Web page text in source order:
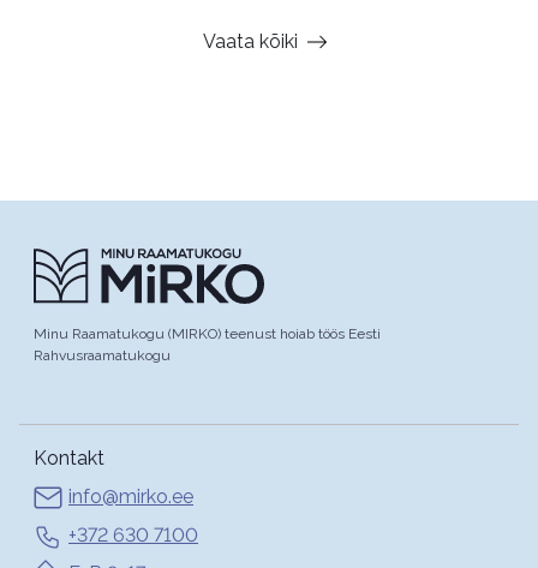
Vaata kõiki
Minu Raamatukogu (MIRKO) teenust hoiab töös Eesti
Rahvusraamatukogu
Kontakt
info@mirko.ee
+372 630 7100